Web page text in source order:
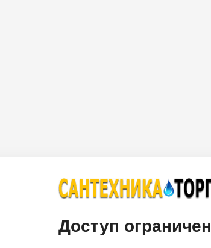
Доступ ограничен